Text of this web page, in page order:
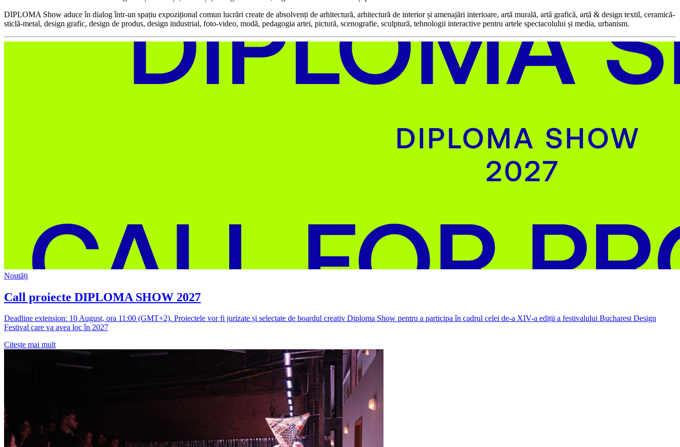
DIPLOMA Show aduce în dialog într-un spațiu expozițional comun lucrări create de absolvenți de arhitectură, arhitectură de interior și amenajări interioare, artă murală, artă grafică, artă & design textil, ceramică-
sticlă-metal, design grafic, design de produs, design industrial, foto-video, modă, pedagogia artei, pictură, scenografie, sculptură, tehnologii interactive pentru artele spectacolului și media, urbanism.
Noutăți
Call proiecte DIPLOMA SHOW 2027
Deadline extension: 10 August, ora 11:00 (GMT+2). Proiectele vor fi jurizate și selectate de boardul creativ Diploma Show pentru a participa în cadrul celei de-a XIV-a ediții a festivalului Bucharest Design
Festival care va avea loc în 2027
Citește mai mult